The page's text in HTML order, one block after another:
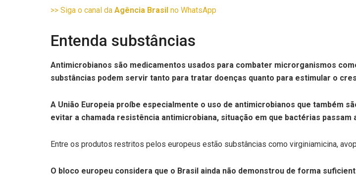
>> Siga o canal da Agência Brasil no WhatsApp
Entenda substâncias
Antimicrobianos são medicamentos usados para combater microrganismos
substâncias podem servir tanto para tratar doenças quanto para estimular o
A União Europeia proíbe especialmente o uso de antimicrobianos que também
evitar a chamada resistência antimicrobiana, situação em que bactérias
Entre os produtos restritos pelos europeus estão substâncias como virginiamicina,
O bloco europeu considera que o Brasil ainda não demonstrou de forma